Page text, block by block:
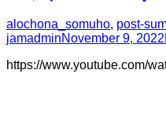
alochona_somuho, post-
jamadminNovember 9, 2022
https://www.youtube.com/